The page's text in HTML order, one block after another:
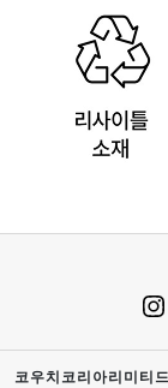
코우치코리아리미티